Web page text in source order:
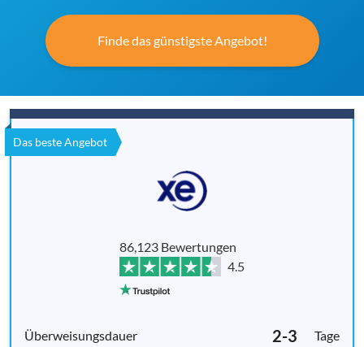
Finde das günstigste Angebot!
Das beste Angebot
86,123 Bewertungen
4.5
2-3 Tage